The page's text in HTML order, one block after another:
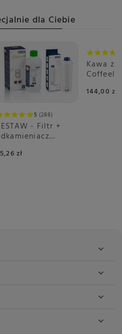
dla Ciebie
5 288
- Filtr +
zł
Kawa
1kg
144,00 zł